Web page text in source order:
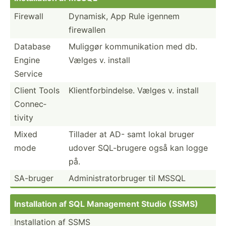
Firewall
Dynamisk, App Rule igennem
firewallen
Database
Engine
Service
Muliggør kommun­ikation med db.
Vælges v. install
Client Tools
Connec­
tivity
Klient­for­bin­delse. Vælges v. install
Mixed
mode
Tillader at AD- samt lokal bruger
udover SQL-br­ugere også kan logge
på.
SA-bruger
Admini­str­ato­rbruger til MSSQL
Instal­lation af SQL Management Studio (SSMS)
Instal­lation af SSMS